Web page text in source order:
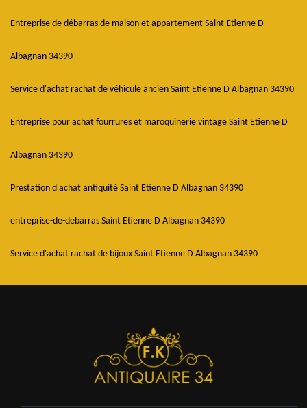
Entreprise de débarras de maison et appartement Saint Etienne D
Albagnan 34390
Service d'achat rachat de véhicule ancien Saint Etienne D Albagnan 34390
Entreprise pour achat fourrures et maroquinerie vintage Saint Etienne D
Albagnan 34390
Prestation d'achat antiquité Saint Etienne D Albagnan 34390
entreprise-de-debarras Saint Etienne D Albagnan 34390
Service d'achat rachat de bijoux Saint Etienne D Albagnan 34390